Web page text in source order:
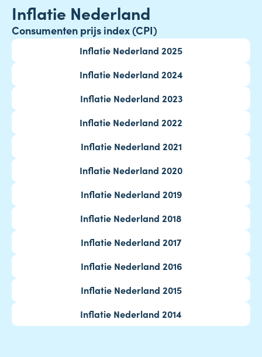
Inflatie Nederland
Consumenten prijs index (CPI)
Inflatie Nederland 2025
Inflatie Nederland 2024
Inflatie Nederland 2023
Inflatie Nederland 2022
Inflatie Nederland 2021
Inflatie Nederland 2020
Inflatie Nederland 2019
Inflatie Nederland 2018
Inflatie Nederland 2017
Inflatie Nederland 2016
Inflatie Nederland 2015
Inflatie Nederland 2014